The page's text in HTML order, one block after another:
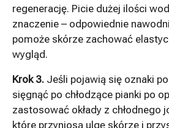
regenerację. Picie dużej ilości
znaczenie – odpowiednie
pomoże skórze zachować
wygląd.
Krok 3. Jeśli pojawią się oznaki
sięgnąć po chłodzące pianki po
zastosować okłady z chłodnego
które przyniosą ulgę skórze i